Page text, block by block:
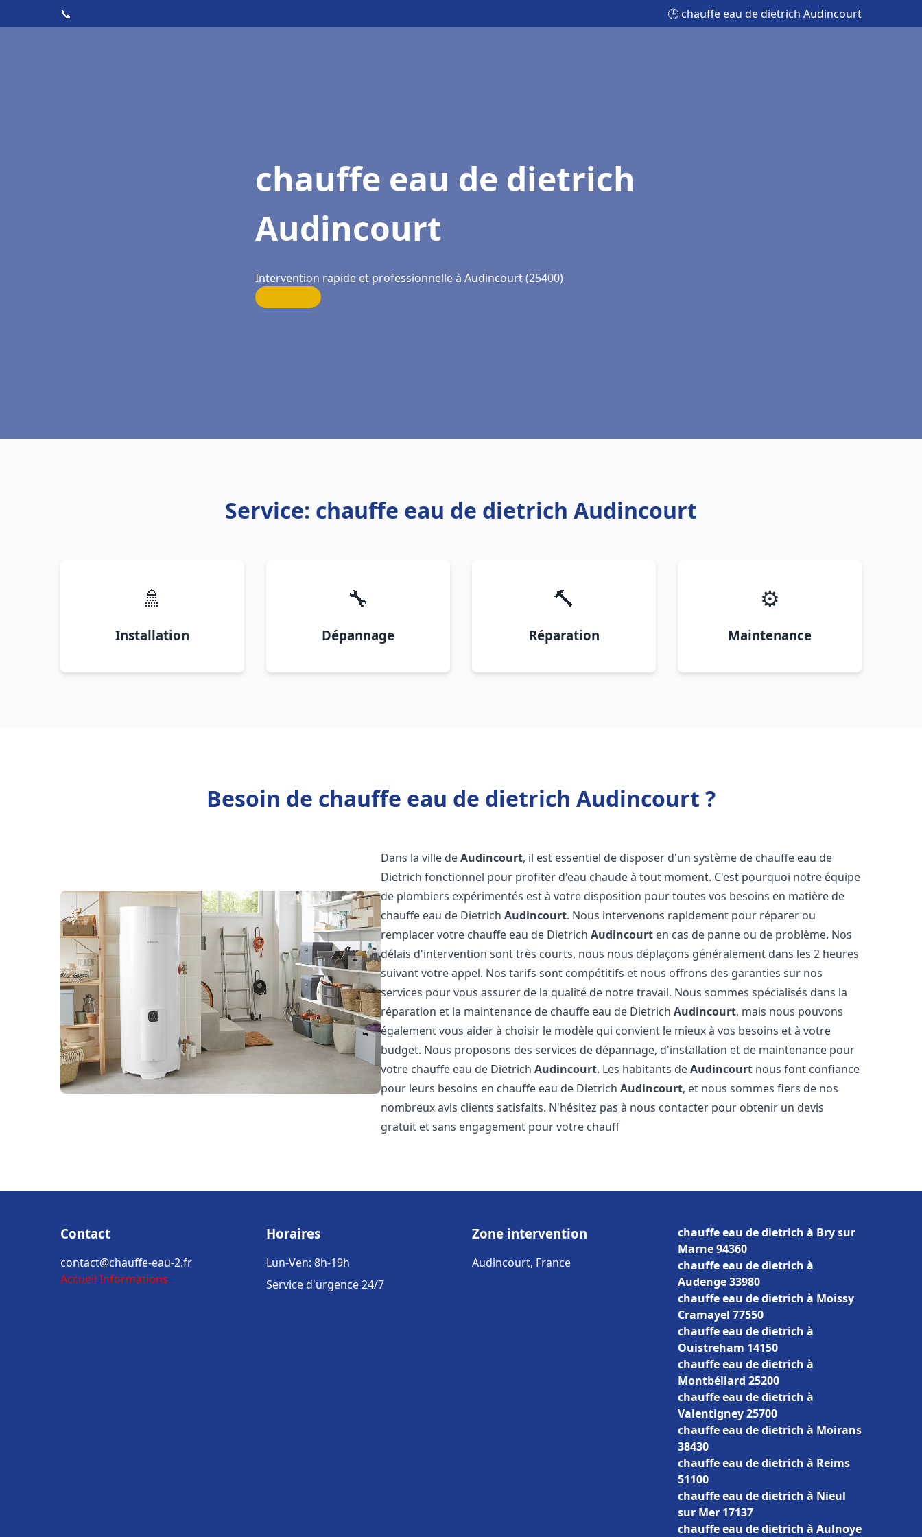
📞 🕒 chauffe eau de dietrich Audincourt
chauffe eau de dietrich
Audincourt
Intervention rapide et professionnelle à Audincourt (25400)
Service: chauffe eau de dietrich Audincourt
🚿
Installation
🔧
Dépannage
🔨
Réparation
⚙️
Maintenance
Besoin de chauffe eau de dietrich Audincourt ?
Dans la ville deAudincourt, il est essentiel de disposer d'un système de chauffe eau de
Dietrich fonctionnel pour profiter d'eau chaude à tout moment. C'est pourquoi notre équipe
de plombiers expérimentés est à votre disposition pour toutes vos besoins en matière de
chauffe eau de DietrichAudincourt. Nous intervenons rapidement pour réparer ou
remplacer votre chauffe eau de DietrichAudincourt en cas de panne ou de problème. Nos
délais d'intervention sont très courts, nous nous déplaçons généralement dans les 2 heures
suivant votre appel. Nos tarifs sont compétitifs et nous offrons des garanties sur nos
services pour vous assurer de la qualité de notre travail. Nous sommes spécialisés dans la
réparation et la maintenance de chauffe eau de DietrichAudincourt, mais nous pouvons
également vous aider à choisir le modèle qui convient le mieux à vos besoins et à votre
budget. Nous proposons des services de dépannage, d'installation et de maintenance pour
votre chauffe eau de DietrichAudincourt. Les habitants deAudincourt nous font confiance
pour leurs besoins en chauffe eau de DietrichAudincourt, et nous sommes fiers de nos
nombreux avis clients satisfaits. N'hésitez pas à nous contacter pour obtenir un devis
gratuit et sans engagement pour votre chauff
Contact
contact@chauffe-eau-2.fr
Accueil Informations
Horaires
Lun-Ven: 8h-19h
Service d'urgence 24/7
Zone intervention
Audincourt, France
chauffe eau de dietrich à Bry sur
Marne 94360
chauffe eau de dietrich à
Audenge 33980
chauffe eau de dietrich à Moissy
Cramayel 77550
chauffe eau de dietrich à
Ouistreham 14150
chauffe eau de dietrich à
Montbéliard 25200
chauffe eau de dietrich à
Valentigney 25700
chauffe eau de dietrich à Moirans
38430
chauffe eau de dietrich à Reims
51100
chauffe eau de dietrich à Nieul
sur Mer 17137
chauffe eau de dietrich à Aulnoye